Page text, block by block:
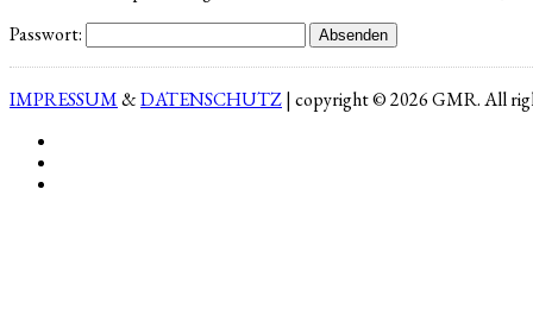
Passwort:
IMPRESSUM&DATENSCHUTZ| copyright © 2026 GMR. All